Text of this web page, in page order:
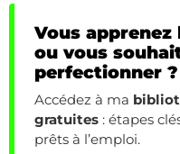
Vous
ou vous
perfectionner ?
Accédez à ma
gratuites : étapes
prêts à l’emploi.